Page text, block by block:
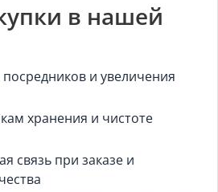
в нашей
и увеличения
хранения и чистоте
связь при заказе и